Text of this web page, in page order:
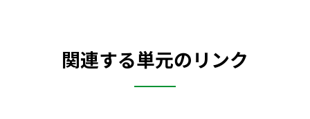
関連する単元のリンク